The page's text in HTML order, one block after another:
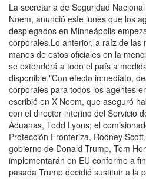
La secretaria de Seguridad
Noem, anunció este lunes que los
desplegados en Minneápolis
corporales.Lo anterior, a raíz de las
manos de estos oficiales en la
se extenderá a todo el país a
disponible."Con efecto inmediato,
corporales para todos los agentes
escribió en X Noem, que aseguró
con el director interino del Servicio
Aduanas, Todd Lyons; el
Protección Fronteriza, Rodney
gobierno de Donald Trump, Tom
implementarán en EU conforme a
pasada Trump decidió sustituir a la